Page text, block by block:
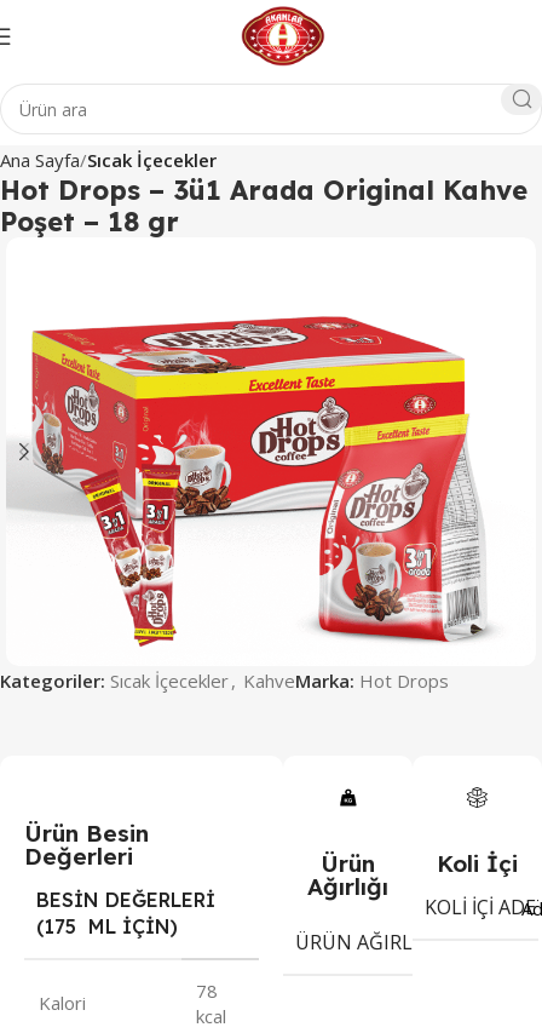
Ana Sayfa Sıcak İçecekler
Hot Drops – 3ü1 Arada Original Kahve
Poşet – 18 gr
Kategoriler: Sıcak İçecekler, KahveMarka: Hot Drops
Ürün Besin
Değerleri
BESİN DEĞERLERİ
(175 ML İÇİN)
Kalori
78
kcal
Ürün
Ağırlığı
ÜRÜN AĞIRLIĞI
Koli İçi
KOLI İÇI